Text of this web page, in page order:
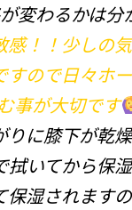
変わるかは分
感！！少しの
すので日々ホ
む事が大切です
りに膝下が乾
拭いてから保
保湿されます